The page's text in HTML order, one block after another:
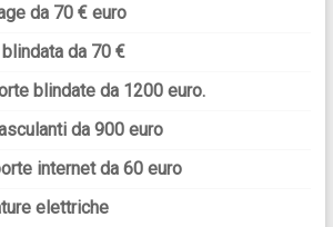
da 70 € euro
da 70 €
blindate da 1200 euro.
da 900 euro
internet da 60 euro
elettriche